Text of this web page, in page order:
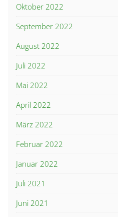
Oktober 2022
September 2022
August 2022
Juli 2022
Mai 2022
April 2022
März 2022
Februar 2022
Januar 2022
Juli 2021
Juni 2021